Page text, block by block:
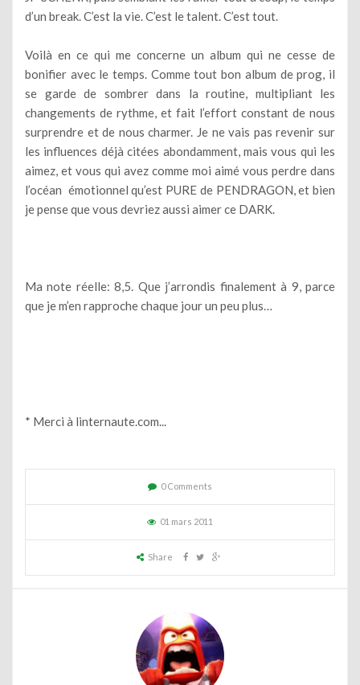
d’un break. C’est la vie. C’est le talent. C’est tout.
Voilà en ce qui me concerne un album qui ne cesse de
bonifier avec le temps. Comme tout bon album de prog, il
se garde de sombrer dans la routine, multipliant les
changements de rythme, et fait l’effort constant de nous
surprendre et de nous charmer. Je ne vais pas revenir sur
les influences déjà citées abondamment, mais vous qui les
aimez, et vous qui avez comme moi aimé vous perdre dans
l’océan émotionnel qu’est PURE de PENDRAGON, et bien
je pense que vous devriez aussi aimer ce DARK.
Ma note réelle: 8,5. Que j’arrondis finalement à 9, parce
que je m’en rapproche chaque jour un peu plus…
* Merci à linternaute.com...
0 Comments
01 mars 2011
Share